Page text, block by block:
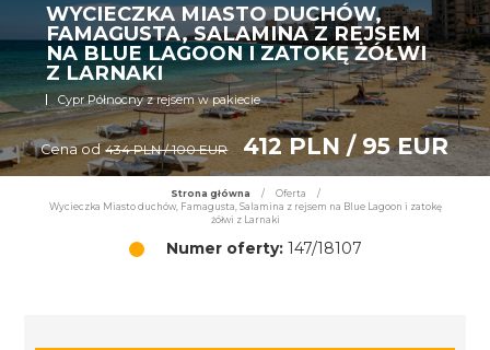
WYCIECZKA MIASTO DUCHÓW,
FAMAGUSTA, SALAMINA Z REJSEM
NA BLUE LAGOON I ZATOKĘ ŻÓŁWI
Z LARNAKI
Cypr Północny z rejsem w pakiecie
Cena od 434 PLN / 100 EUR 412 PLN / 95 EUR
Strona główna / Oferta
/
Wycieczka Miasto duchów, Famagusta, Salamina z rejsem na Blue Lagoon i zatokę
żółwi z Larnaki
Numer oferty:147/18107